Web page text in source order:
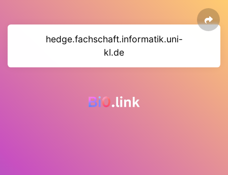
hedge.fachschaft.informatik.uni-
kl.de